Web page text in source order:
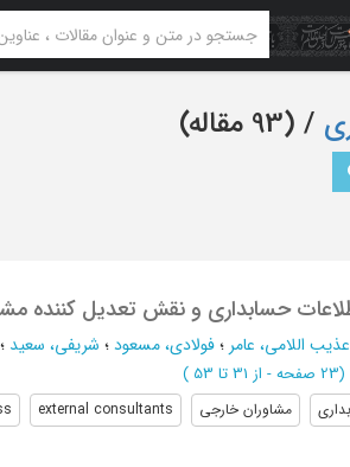
‏/ (93 مقاله)
حسابداری و نقش تعدیل کننده
اللامی، عامر ؛فولادی، مسعود؛ شریفی، سعید ؛
(‎23 صفحه - از 31 تا 53 )
مشاوران خارجی external consultants